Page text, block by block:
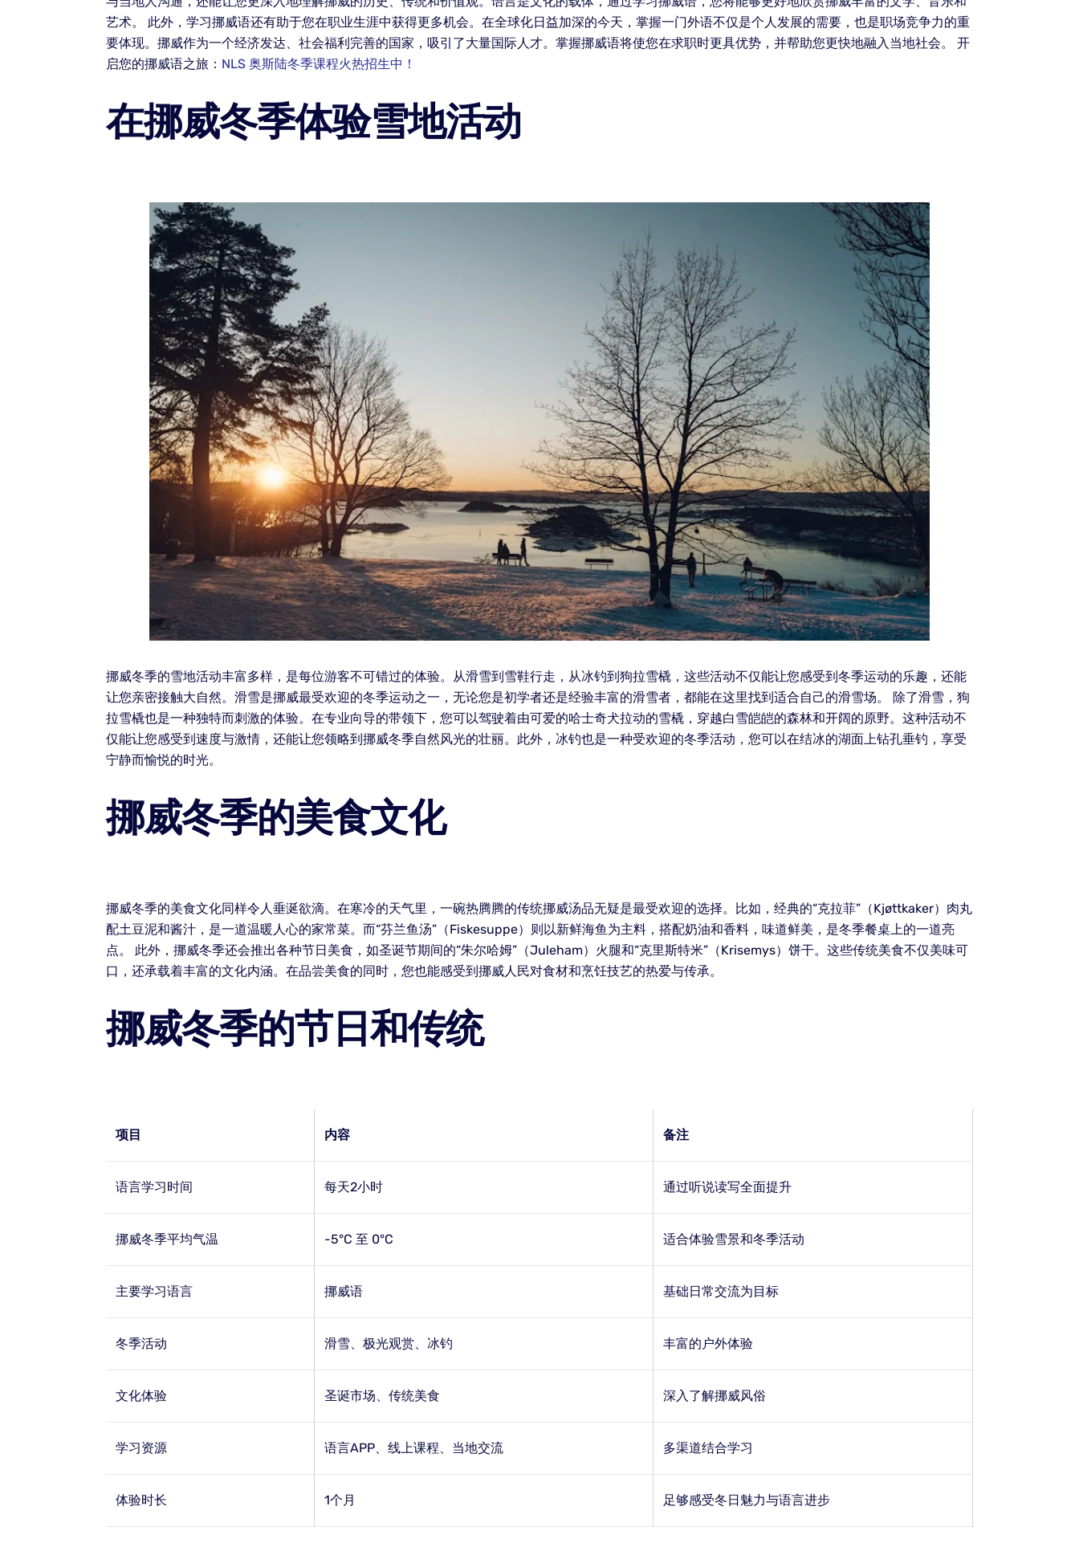
艺术。 此外，学习挪威语还有助于您在职业生涯中获得更多机会。在全球化日益加深的今天，掌握一门外语不仅是个人发展的需要，也是职场竞争力的重
要体现。挪威作为一个经济发达、社会福利完善的国家，吸引了大量国际人才。掌握挪威语将使您在求职时更具优势，并帮助您更快地融入当地社会。 开
启您的挪威语之旅： NLS 奥斯陆冬季课程火热招生中！
在挪威冬季体验雪地活动
挪威冬季的雪地活动丰富多样，是每位游客不可错过的体验。从滑雪到雪鞋行走，从冰钓到狗拉雪橇，这些活动不仅能让您感受到冬季运动的乐趣，还能
让您亲密接触大自然。滑雪是挪威最受欢迎的冬季运动之一，无论您是初学者还是经验丰富的滑雪者，都能在这里找到适合自己的滑雪场。 除了滑雪，狗
拉雪橇也是一种独特而刺激的体验。在专业向导的带领下，您可以驾驶着由可爱的哈士奇犬拉动的雪橇，穿越白雪皑皑的森林和开阔的原野。这种活动不
仅能让您感受到速度与激情，还能让您领略到挪威冬季自然风光的壮丽。此外，冰钓也是一种受欢迎的冬季活动，您可以在结冰的湖面上钻孔垂钓，享受
宁静而愉悦的时光。
挪威冬季的美食文化
挪威冬季的美食文化同样令人垂涎欲滴。在寒冷的天气里，一碗热腾腾的传统挪威汤品无疑是最受欢迎的选择。比如，经典的“克拉菲”（Kjøttkaker）肉丸
配土豆泥和酱汁，是一道温暖人心的家常菜。而“芬兰鱼汤”（Fiskesuppe）则以新鲜海鱼为主料，搭配奶油和香料，味道鲜美，是冬季餐桌上的一道亮
点。 此外，挪威冬季还会推出各种节日美食，如圣诞节期间的“朱尔哈姆”（Juleham）火腿和“克里斯特米”（Krisemys）饼干。这些传统美食不仅美味可
口，还承载着丰富的文化内涵。在品尝美食的同时，您也能感受到挪威人民对食材和烹饪技艺的热爱与传承。
挪威冬季的节日和传统
项目 内容 备注
语言学习时间 每天2小时 通过听说读写全面提升
挪威冬季平均气温 -5°C 至 0°C 适合体验雪景和冬季活动
主要学习语言 挪威语 基础日常交流为目标
冬季活动 滑雪、极光观赏、冰钓 丰富的户外体验
文化体验 圣诞市场、传统美食 深入了解挪威风俗
学习资源 语言APP、线上课程、当地交流 多渠道结合学习
体验时长 1个月 足够感受冬日魅力与语言进步